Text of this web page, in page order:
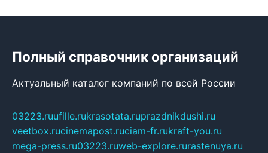
Полный справочник организаций
Актуальный каталог компаний по всей России
03223.ruufille.rukrasotata.ruprazdnikdushi.ru
veetbox.rucinemapost.ruciam-fr.rukraft-you.ru
mega-press.ru03223.ruweb-explore.rurastenuya.ru